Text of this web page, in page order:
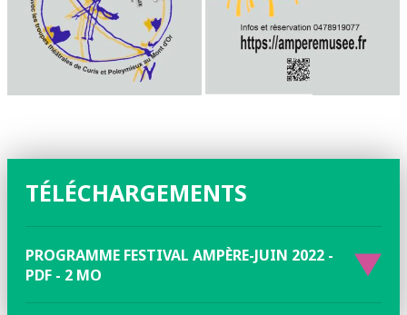
TÉLÉCHARGEMENTS
PROGRAMME FESTIVAL AMPÈRE-JUIN 2022 -
PDF - 2 MO